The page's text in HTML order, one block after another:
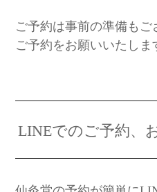
ご予約は事前の準備も
ご予約をお願いいたしま
LINEでのご予約、